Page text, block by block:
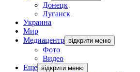
Донецк
Луганск
Украина
Мир
Медиацентр відкрити меню
Фото
Видео
Еще відкрити меню